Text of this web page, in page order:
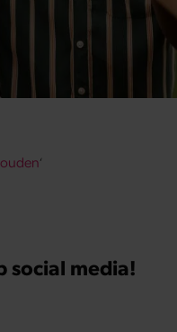
‘
social media!